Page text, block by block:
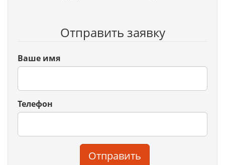
Отправить заявку
Ваше имя
Телефон
Отправить